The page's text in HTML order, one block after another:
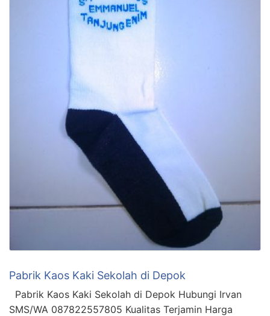
Pabrik Kaos Kaki Sekolah di Depok
Pabrik Kaos Kaki Sekolah di Depok Hubungi Irvan
SMS/WA 087822557805 Kualitas Terjamin Harga